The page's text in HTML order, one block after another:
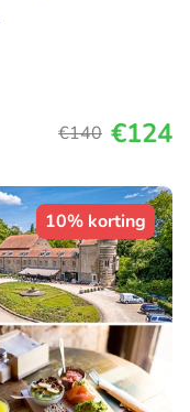
€140 €124
10% korting